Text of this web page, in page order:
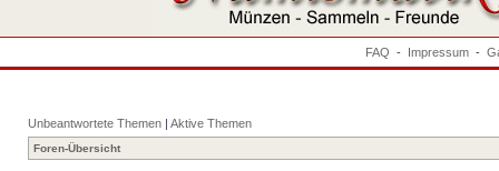
FAQ - Impressum -
Unbeantwortete Themen | Aktive Themen
Foren-Übersicht